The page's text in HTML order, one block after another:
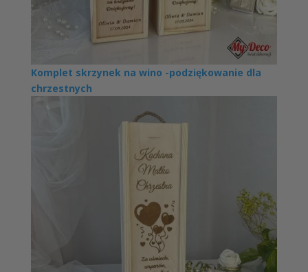
Komplet skrzynek na wino -podziękowanie dla
chrzestnych